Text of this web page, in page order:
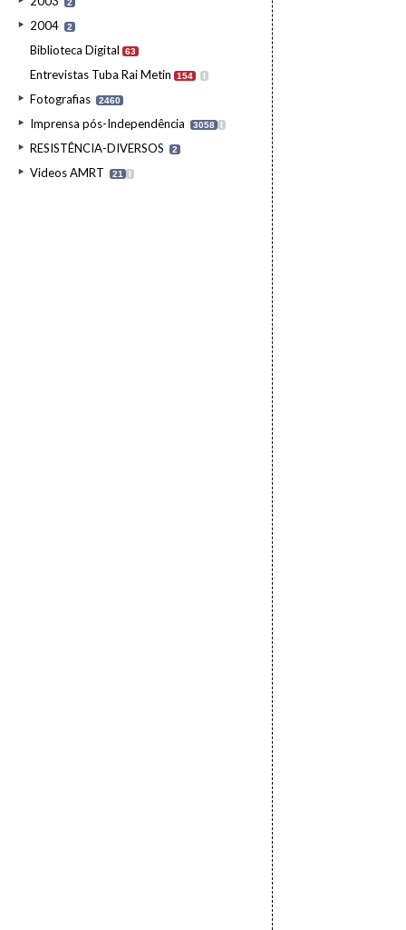
2
2004 2
Biblioteca Digital 63
Entrevistas Tuba Rai Metin 154 I
Fotografias 2460
Imprensa pós-Independência 3058 I
RESISTÊNCIA-DIVERSOS 2
Videos AMRT 21 I